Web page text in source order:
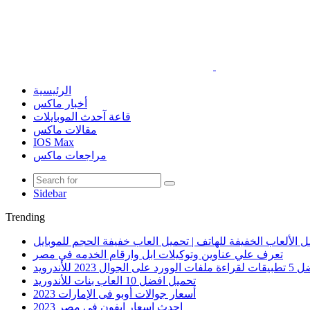
الرئيسية
أخبار ماكس
قاعة آحدث الموبايلات
مقالات ماكس
IOS Max
مراجعات ماكس
Sidebar
Trending
الألعاب الخفيفة للهاتف | تحميل العاب خفيفة الحجم للموبايل
تعرف علي عناوين وتوكيلات ابل وارقام الخدمه في مصر
على الجوال 2023 للأندرويد
تحميل افضل 10 العاب بنات للأندوريد
أسعار جوالات أوبو فى الإمارات 2023
احدث اسعار ايفون في مصر 2023